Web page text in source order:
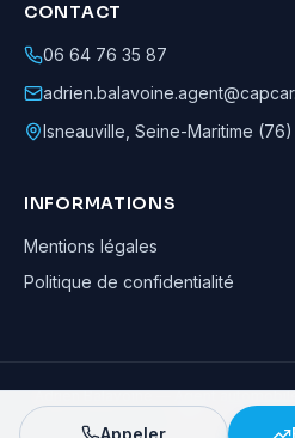
CONTACT
06 64 76 35 87
Isneauville Seine-Maritime (76)
INFORMATIONS
Mentions légales
Politique de confidentialité
Adrien Balavoine—Agent
· Tous
Appeler